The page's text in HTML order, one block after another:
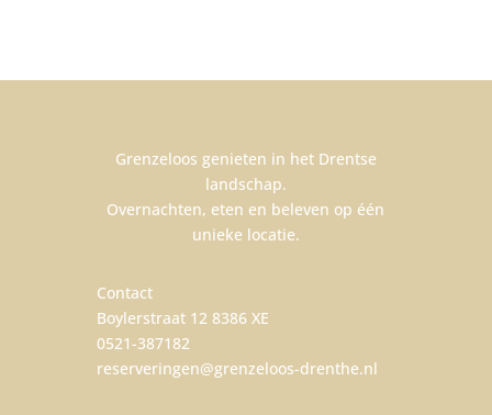
Grenzeloos genieten in het Drentse
landschap.
Overnachten, eten en beleven op één
unieke locatie.
Contact
Boylerstraat 12 8386 XE
0521-387182
reserveringen@grenzeloos-drenthe.nl